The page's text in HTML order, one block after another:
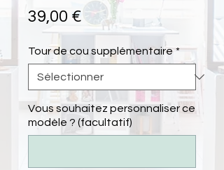
39,00 € Prix
Tour de cou supplémentaire *
Vous souhaitez personnaliser ce
modèle ? (facultatif)